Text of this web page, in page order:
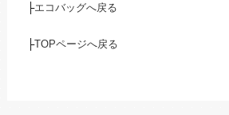
├エコバッグへ戻る
├TOPページへ戻る